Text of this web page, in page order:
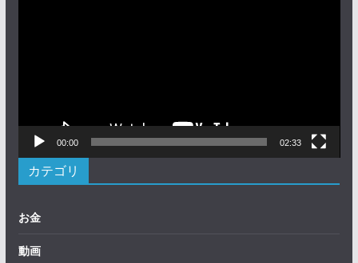
00:00 02:33
カテゴリ
お金
動画